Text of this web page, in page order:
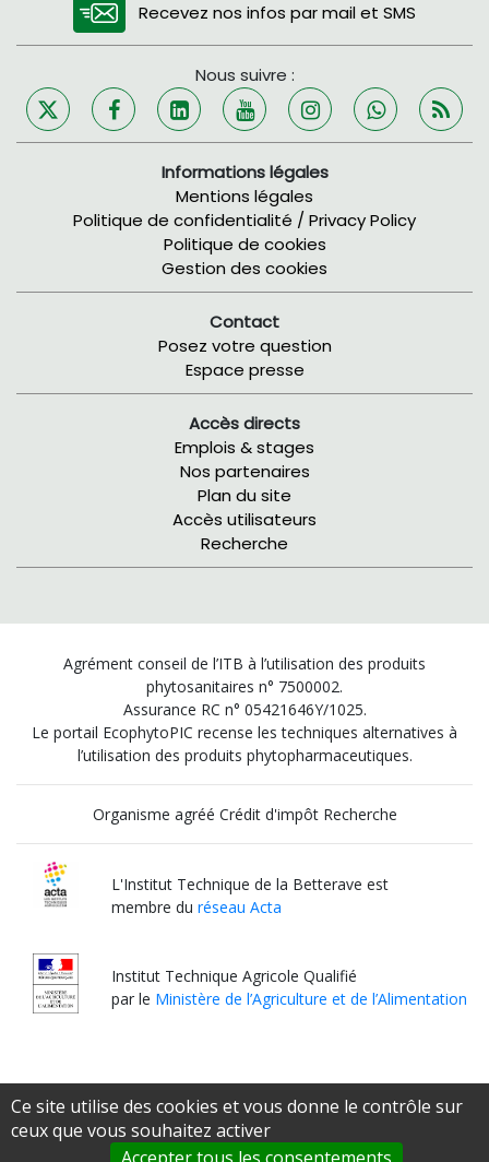
Recevez nos infos par mail et SMS
Nous suivre :
Informations légales
Mentions légales
Politique de confidentialité / Privacy Policy
Politique de cookies
Gestion des cookies
Contact
Posez votre question
Espace presse
Accès directs
Emplois & stages
Nos partenaires
Plan du site
Accès utilisateurs
Recherche
Agrément conseil de l’ITB à l’utilisation des produits
phytosanitaires n° 7500002.
Assurance RC n° 05421646Y/1025.
Le portail EcophytoPIC recense les techniques alternatives à
l’utilisation des produits phytopharmaceutiques.
Organisme agréé Crédit d'impôt Recherche
L'Institut Technique de la Betterave est
membre duréseau Acta
Institut Technique Agricole Qualifié
par le Ministère de l’Agriculture et de l’Alimentation
Ce site utilise des cookies et vous donne le contrôle sur
ceux que vous souhaitez activer